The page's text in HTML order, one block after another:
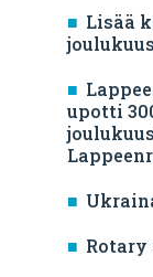
Lisää
upotti
Rotary